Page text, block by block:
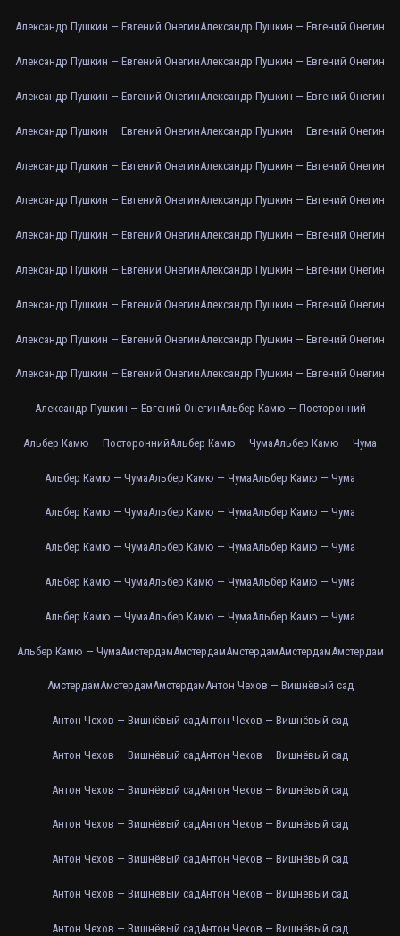
Александр Пушкин — Евгений ОнегинАлександр Пушкин — Евгений Онегин
Александр Пушкин — Евгений ОнегинАлександр Пушкин — Евгений Онегин
Александр Пушкин — Евгений ОнегинАлександр Пушкин — Евгений Онегин
Александр Пушкин — Евгений ОнегинАлександр Пушкин — Евгений Онегин
Александр Пушкин — Евгений ОнегинАлександр Пушкин — Евгений Онегин
Александр Пушкин — Евгений ОнегинАлександр Пушкин — Евгений Онегин
Александр Пушкин — Евгений ОнегинАлександр Пушкин — Евгений Онегин
Александр Пушкин — Евгений ОнегинАлександр Пушкин — Евгений Онегин
Александр Пушкин — Евгений ОнегинАлександр Пушкин — Евгений Онегин
Александр Пушкин — Евгений ОнегинАлександр Пушкин — Евгений Онегин
Александр Пушкин — Евгений ОнегинАлександр Пушкин — Евгений Онегин
Александр Пушкин — Евгений ОнегинАльбер Камю — Посторонний
Альбер Камю — ПостороннийАльбер Камю — ЧумаАльбер Камю — Чума
Альбер Камю — ЧумаАльбер Камю — ЧумаАльбер Камю — Чума
Альбер Камю — ЧумаАльбер Камю — ЧумаАльбер Камю — Чума
Альбер Камю — ЧумаАльбер Камю — ЧумаАльбер Камю — Чума
Альбер Камю — ЧумаАльбер Камю — ЧумаАльбер Камю — Чума
Альбер Камю — ЧумаАльбер Камю — ЧумаАльбер Камю — Чума
Альбер Камю — ЧумаАмстердамАмстердамАмстердамАмстердамАмстердам
АмстердамАмстердамАмстердамАнтон Чехов — Вишнёвый сад
Антон Чехов — Вишнёвый садАнтон Чехов — Вишнёвый сад
Антон Чехов — Вишнёвый садАнтон Чехов — Вишнёвый сад
Антон Чехов — Вишнёвый садАнтон Чехов — Вишнёвый сад
Антон Чехов — Вишнёвый садАнтон Чехов — Вишнёвый сад
Антон Чехов — Вишнёвый садАнтон Чехов — Вишнёвый сад
Антон Чехов — Вишнёвый садАнтон Чехов — Вишнёвый сад
Антон Чехов — Вишнёвый садАнтон Чехов — Вишнёвый сад